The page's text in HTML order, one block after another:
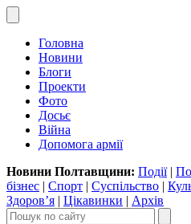
Головна
Новини
Блоги
Проекти
Фото
Досьє
Війна
Допомога армії
Новини Полтавщини: Події|
бізнес | Спорт | Суспільство |
Здоров’я | Цікавинки | Архів